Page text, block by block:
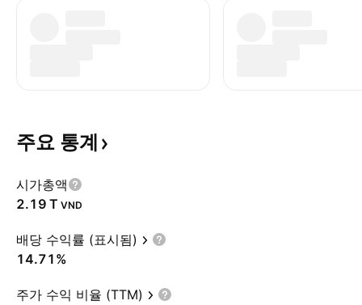
주요 통계
시가총액
‪2.19 T‬ VND
배당 수익률 (표시됨)
14.71%
주가 수익 비율 (TTM)